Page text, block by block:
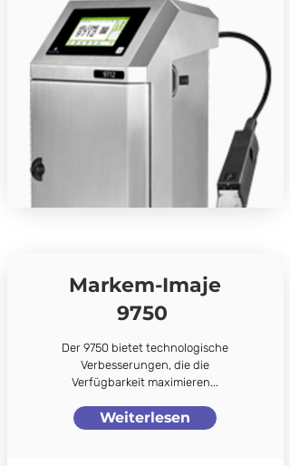
Markem-Imaje
9750
Der 9750 bietet technologische
Verbesserungen, die die
Verfügbarkeit maximieren...
Weiterlesen